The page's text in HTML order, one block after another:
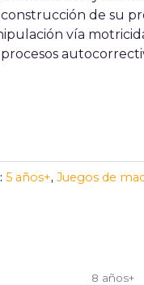
de su
vía
5 años+, Juegos de
8 años+